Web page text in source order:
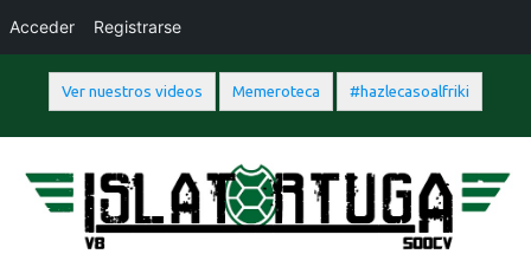
Ver nuestros videos Memeroteca #hazlecasoalfriki
contenido
Acceder Registrarse